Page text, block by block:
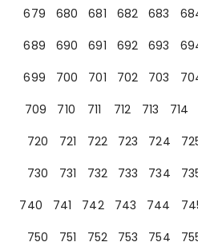
679
680 681 682 683
689
690 691 692 693
699
700 701 702 703
709
710 711 712 713 714
720
721 722 723 724
730
731 732 733 734
740
741 742 743 744
750
751 752 753 754